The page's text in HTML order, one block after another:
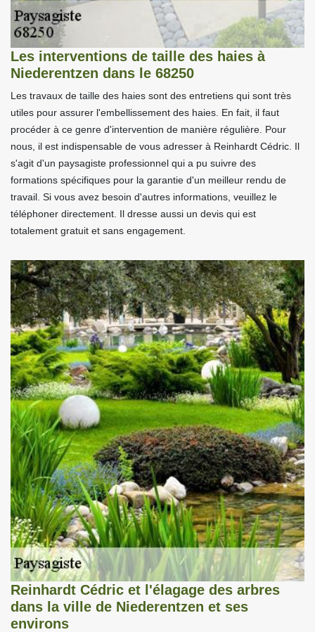
Les interventions de taille des haies à
Niederentzen dans le 68250
Les travaux de taille des haies sont des entretiens qui sont très
utiles pour assurer l'embellissement des haies. En fait, il faut
procéder à ce genre d'intervention de manière régulière. Pour
nous, il est indispensable de vous adresser à Reinhardt Cédric. Il
s'agit d'un paysagiste professionnel qui a pu suivre des
formations spécifiques pour la garantie d'un meilleur rendu de
travail. Si vous avez besoin d'autres informations, veuillez le
téléphoner directement. Il dresse aussi un devis qui est
totalement gratuit et sans engagement.
Reinhardt Cédric et l'élagage des arbres
dans la ville de Niederentzen et ses
environs